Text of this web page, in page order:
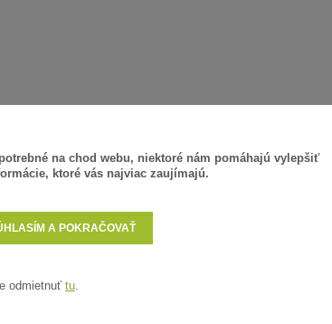
na chod webu, niektoré nám pomáhajú vylepšiť
ktoré vás najviac zaujímajú.
A POKRAČOVAŤ
odmietnuť tu.